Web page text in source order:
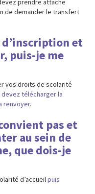
de demander le transfert
d’inscription et
puis-je me
vos droits de scolarité
devez télécharger la
renvoyer.
pas et
au sein de
que dois-je
d’accueil puis